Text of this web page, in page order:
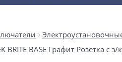
BRITE BASE Графит Розетка